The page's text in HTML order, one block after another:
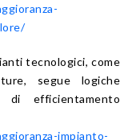
tecnologici, come
segue logiche
efficientamento
impianto-